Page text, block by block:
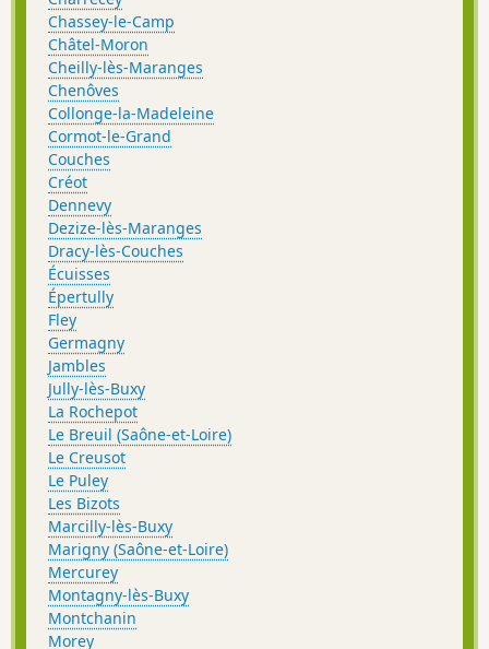
Chassey-le-Camp
Châtel-Moron
Cheilly-lès-Maranges
Chenôves
Collonge-la-Madeleine
Cormot-le-Grand
Couches
Créot
Dennevy
Dezize-lès-Maranges
Dracy-lès-Couches
Écuisses
Épertully
Fley
Germagny
Jambles
Jully-lès-Buxy
La Rochepot
Le Breuil (Saône-et-Loire)
Le Creusot
Le Puley
Les Bizots
Marcilly-lès-Buxy
Marigny (Saône-et-Loire)
Mercurey
Montagny-lès-Buxy
Montchanin
Morey